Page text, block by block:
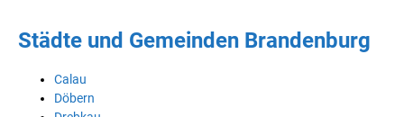
Städte und Gemeinden Brandenburg
Calau
Döbern